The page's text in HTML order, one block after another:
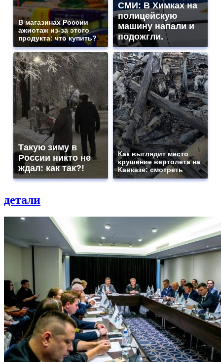
В магазинах России
ажиотаж из-за этого
продукта: что купить?
СМИ: В Химках на
полицейскую
машину напали и
подожгли.
Такую зиму в
России никто не
ждал: как так?!
Как выглядит место
крушение вертолета на
Кавказе: смотреть
детали